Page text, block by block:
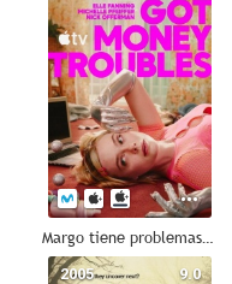
Margo tiene problemas de dinero
9.0
2005